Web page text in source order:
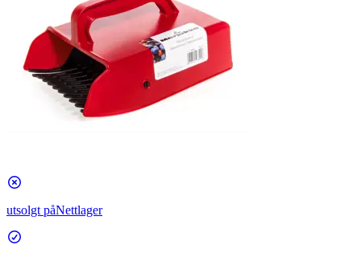
utsolgt påNettlager